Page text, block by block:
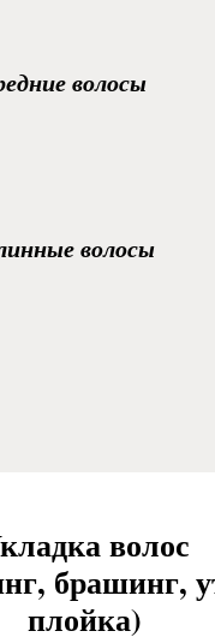
волосы
волосы
волос
брашинг,
плойка)